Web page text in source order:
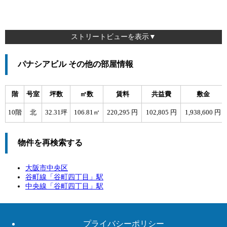
ストリートビューを表示▼
パナシアビル その他の部屋情報
階 号室 坪数 ㎡数 賃料 共益費 敷金
10階 北 32.31坪 106.81㎡ 220,295 円 102,805 円 1,938,600 円
物件を再検索する
大阪市中央区
谷町線「 谷町四丁目 」駅
中央線「 谷町四丁目 」駅
プライバシーポリシー